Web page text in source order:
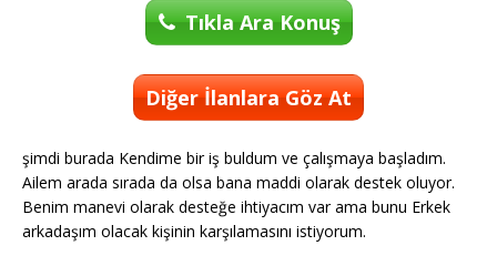
Tıkla Ara Konuş
Diğer İlanlara Göz At
şimdi burada Kendime bir iş buldum ve çalışmaya başladım.
Ailem arada sırada da olsa bana maddi olarak destek oluyor.
Benim manevi olarak desteğe ihtiyacım var ama bunu Erkek
arkadaşım olacak kişinin karşılamasını istiyorum.